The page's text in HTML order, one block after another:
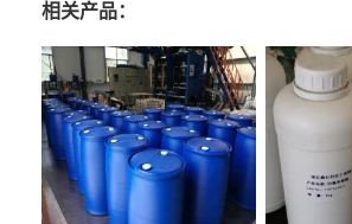
相关产品：